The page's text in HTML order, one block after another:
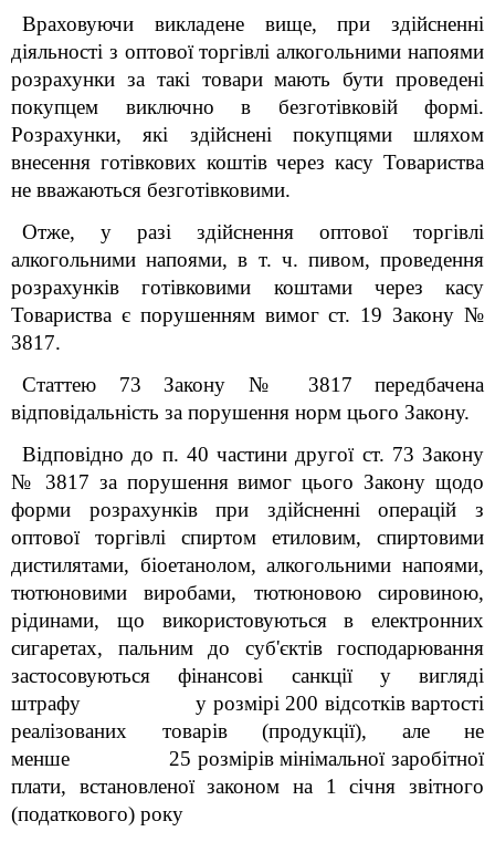
Враховуючи викладене вище, при здійсненні
діяльності з оптової торгівлі алкогольними напоями
розрахунки за такі товари мають бути проведені
покупцем виключно в безготівковій формі.
Розрахунки, які здійснені покупцями шляхом
внесення готівкових коштів через касу Товариства
не вважаються безготівковими.
Отже, у разі здійснення оптової торгівлі
алкогольними напоями, в т. ч. пивом, проведення
розрахунків готівковими коштами через касу
Товариства є порушенням вимог ст. 19 Закону №
3817.
Статтею 73 Закону № 3817 передбачена
відповідальність за порушення норм цього Закону.
Відповідно до п. 40 частини другої ст. 73 Закону
№ 3817 за порушення вимог цього Закону щодо
форми розрахунків при здійсненні операцій з
оптової торгівлі спиртом етиловим, спиртовими
дистилятами, біоетанолом, алкогольними напоями,
тютюновими виробами, тютюновою сировиною,
рідинами, що використовуються в електронних
сигаретах, пальним до суб'єктів господарювання
застосовуються фінансові санкції у вигляді
штрафу у розмірі 200 відсотків вартості
реалізованих товарів (продукції), але не
менше 25 розмірів мінімальної заробітної
плати, встановленої законом на 1 січня звітного
(податкового) року